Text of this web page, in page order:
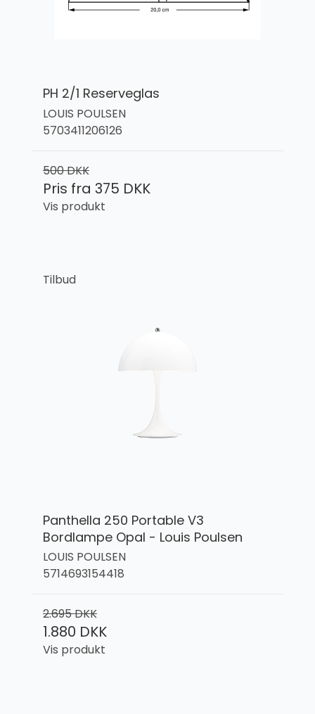
PH 2/1 Reserveglas
LOUIS POULSEN
5703411206126
500 DKK
Pris fra 375 DKK
Vis produkt
Tilbud
Panthella 250 Portable V3
Bordlampe Opal - Louis Poulsen
LOUIS POULSEN
5714693154418
2.695 DKK
1.880 DKK
Vis produkt